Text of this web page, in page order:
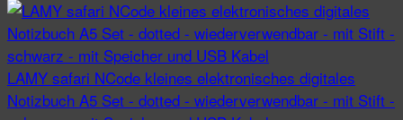
LAMY safari NCode kleines elektronisches digitales
Notizbuch A5 Set - dotted - wiederverwendbar - mit Stift -